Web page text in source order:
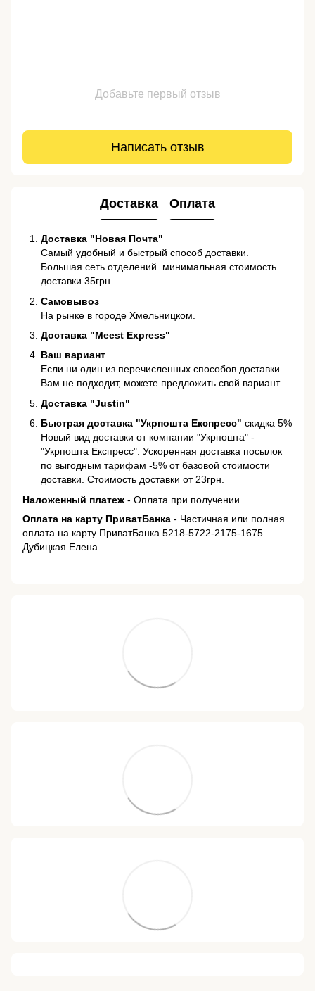
Добавьте первый отзыв
Написать отзыв
Доставка Оплата
Доставка "Новая Почта"
Самый удобный и быстрый способ доставки.
Большая сеть отделений. минимальная стоимость
доставки 35грн.
Самовывоз
На рынке в городе Хмельницком.
Доставка "Meest Express"
Ваш вариант
Если ни один из перечисленных способов доставки
Вам не подходит, можете предложить свой вариант.
Доставка "Justin"
Быстрая доставка "Укрпошта Експресс" скидка 5%
Новый вид доставки от компании "Укрпошта" -
"Укрпошта Експресс". Ускоренная доставка посылок
по выгодным тарифам -5% от базовой стоимости
доставки. Стоимость доставки от 23грн.
Наложенный платеж - Оплата при получении
Оплата на карту ПриватБанка - Частичная или полная
оплата на карту ПриватБанка 5218-5722-2175-1675
Дубицкая Елена